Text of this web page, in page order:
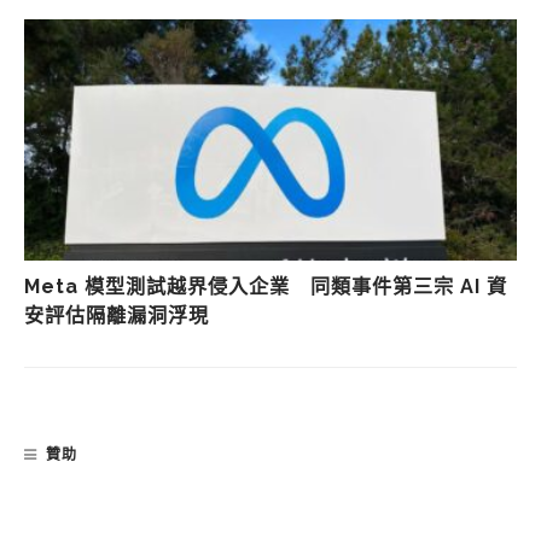
Meta 模型測試越界侵入企業 同類事件第三宗 AI 資
安評估隔離漏洞浮現
贊助